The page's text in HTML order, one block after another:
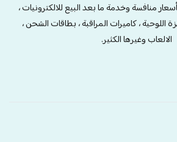
منافسة وخدمة ما بعد البيع للالكترونيات ،
اللوحية ، كاميرات المراقبة ، بطاقات الشحن ،
الالعاب وغيرها الكثير.